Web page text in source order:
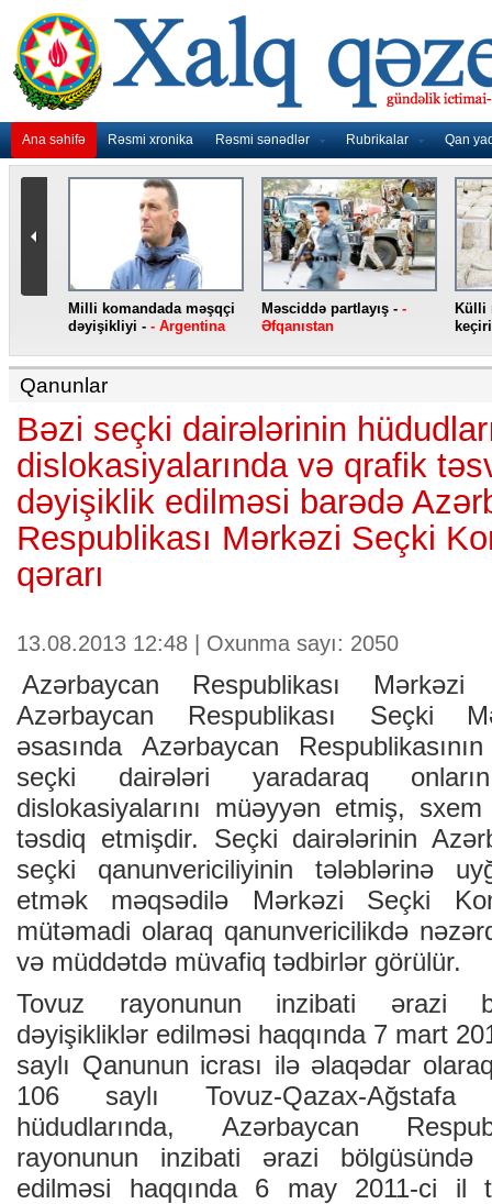
Ana səhifə Rəsmi xronika Rəsmi sənədlər Rubrikalar Qan
Milli komandada məşqçi
dəyişikliyi - - Argentina
Məsciddə partlayış - -
Əfqanıstan
Külli
Qanunlar
Bəzi seçki dairələrinin
dislokasiyalarında və qrafik
dəyişiklik edilməsi barədə
Respublikası Mərkəzi Seçki
qərarı
13.08.2013 12:48 | Oxunma sayı: 2050
Azərbaycan Respublikası Mərkəzi
Azərbaycan Respublikası Seçki
əsasında Azərbaycan
seçki dairələri yaradaraq
dislokasiyalarını müəyyən etmiş,
təsdiq etmişdir. Seçki dairələrinin
seçki qanunvericiliyinin tələblərinə
etmək məqsədilə Mərkəzi Seçki
mütəmadi olaraq qanunvericilikdə
və müddətdə müvafiq tədbirlər görülür.
Tovuz rayonunun inzibati ərazi
dəyişikliklər edilməsi haqqında 7 mart
saylı Qanunun icrası ilə əlaqədar
106 saylı Tovuz-Qazax-
hüdudlarında, Azərbaycan
rayonunun inzibati ərazi bölgüsündə
edilməsi haqqında 6 may 2011-ci il